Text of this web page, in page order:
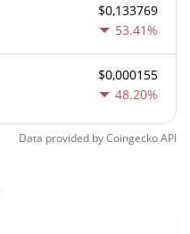
$0,133769
53.41%
$0,000155
48.20%
Data provided byCoingeckoAPI